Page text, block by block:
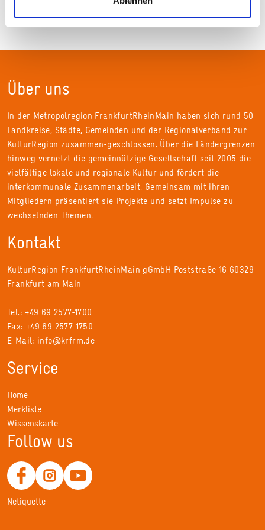
Über uns
In der Metropolregion FrankfurtRheinMain haben sich rund 50
Landkreise, Städte, Gemeinden und der Regionalverband zur
KulturRegion zusammen-geschlossen. Über die Ländergrenzen
hinweg vernetzt die gemeinnützige Gesellschaft seit 2005 die
vielfältige lokale und regionale Kultur und fördert die
interkommunale Zusammenarbeit. Gemeinsam mit ihren
Mitgliedern präsentiert sie Projekte und setzt Impulse zu
wechselnden Themen.
Kontakt
KulturRegion FrankfurtRheinMain gGmbH Poststraße 16 60329
Frankfurt am Main
Tel.: +49 69 2577-1700
Fax: +49 69 2577-1750
E-Mail: info@krfrm.de
Service
Home
Merkliste
Wissenskarte
Follow us
Netiquette